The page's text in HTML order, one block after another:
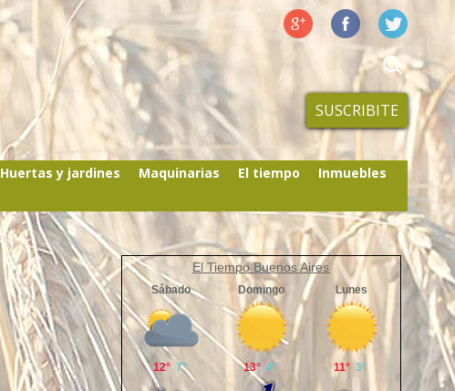
SUSCRIBITE
Huertas y jardines Maquinarias El tiempo
Inmuebles
El Tiempo Buenos Aires